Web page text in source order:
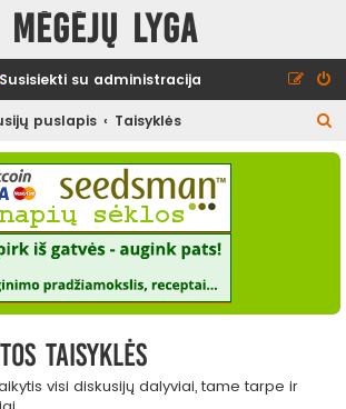
mėgėjų lyga
Susisiekti su administracija
puslapis Taisyklės
e
taisyklės
visi diskusijų dalyviai, tame tarpe ir